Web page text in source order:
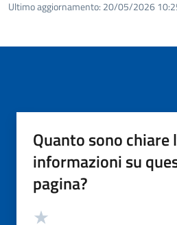
Ultimo aggiornamento: 20/05/2026
Quanto sono chiare
informazioni su
pagina?
Valutazione